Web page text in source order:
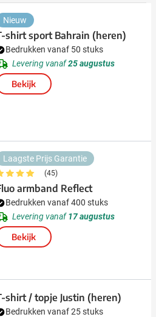
Nieuw
shirt sport Bahrain (heren)
Bedrukken vanaf 50 stuks
Levering vanaf25 augustus
Bekijk
Laagste Prijs Garantie
(45)
armband Reflect
Bedrukken vanaf 400 stuks
Levering vanaf17 augustus
Bekijk
shirt / topje Justin (heren)
Bedrukken vanaf 25 stuks